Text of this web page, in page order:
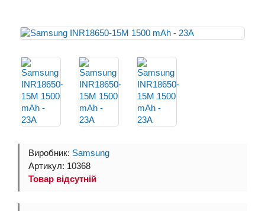
Виробник: Samsung
Артикул: 10368
Товар відсутній